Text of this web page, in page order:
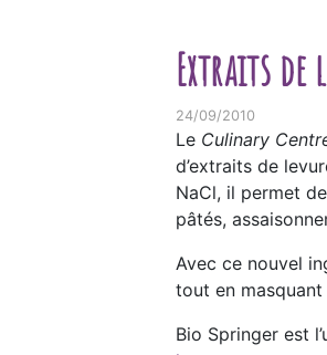
Extraits de
24/09/2010
Le Culinary
d’extraits de
NaCl, il permet
pâtés,
Avec ce nouvel
tout en masquant
Bio Springer est